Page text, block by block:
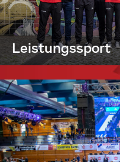
Leistungssport